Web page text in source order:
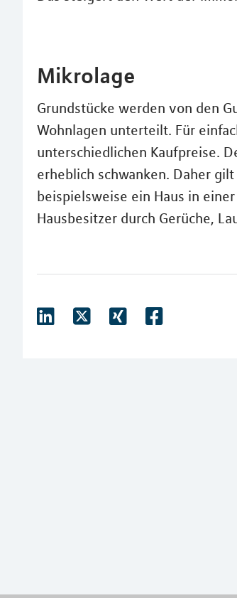
Mikrolage
Grundstücke werden von den
Wohnlagen unterteilt. Für
unterschiedlichen Kaufpreise.
erheblich schwanken. Daher
beispielsweise ein Haus in
Hausbesitzer durch Gerüche,